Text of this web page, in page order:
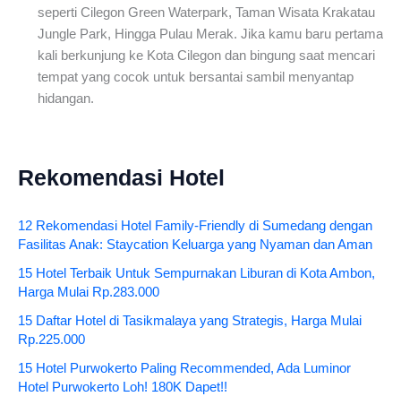
seperti Cilegon Green Waterpark, Taman Wisata Krakatau
Jungle Park, Hingga Pulau Merak. Jika kamu baru pertama
kali berkunjung ke Kota Cilegon dan bingung saat mencari
tempat yang cocok untuk bersantai sambil menyantap
hidangan.
Rekomendasi Hotel
12 Rekomendasi Hotel Family-Friendly di Sumedang dengan
Fasilitas Anak: Staycation Keluarga yang Nyaman dan Aman
15 Hotel Terbaik Untuk Sempurnakan Liburan di Kota Ambon,
Harga Mulai Rp.283.000
15 Daftar Hotel di Tasikmalaya yang Strategis, Harga Mulai
Rp.225.000
15 Hotel Purwokerto Paling Recommended, Ada Luminor
Hotel Purwokerto Loh! 180K Dapet!!